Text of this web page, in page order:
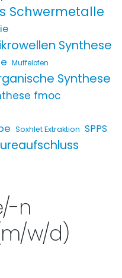
Schwermetalle
Synthese
Muffelofen
Synthese
fmoc
Soxhlet Extraktion SPPS
n
w/d)